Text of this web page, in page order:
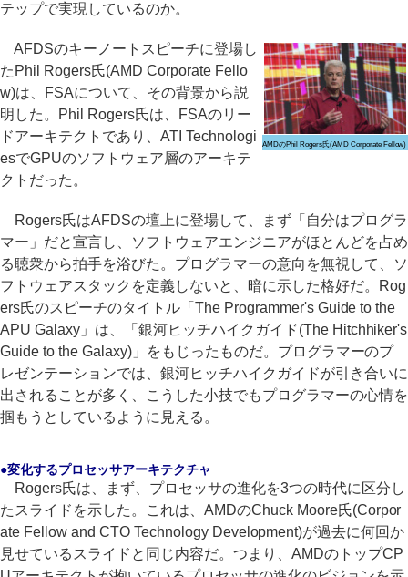
テップで実現しているのか。
AMDのPhil Rogers氏(AMD Corporate Fellow)
AFDSのキーノートスピーチに登場し
たPhil Rogers氏(AMD Corporate Fello
w)は、FSAについて、その背景から説
明した。Phil Rogers氏は、FSAのリー
ドアーキテクトであり、ATI Technologi
esでGPUのソフトウェア層のアーキテ
クトだった。
Rogers氏はAFDSの壇上に登場して、まず「自分はプログラ
マー」だと宣言し、ソフトウェアエンジニアがほとんどを占め
る聴衆から拍手を浴びた。プログラマーの意向を無視して、ソ
フトウェアスタックを定義しないと、暗に示した格好だ。Rog
ers氏のスピーチのタイトル「The Programmer's Guide to the
APU Galaxy」は、「銀河ヒッチハイクガイド(The Hitchhiker's
Guide to the Galaxy)」をもじったものだ。プログラマーのプ
レゼンテーションでは、銀河ヒッチハイクガイドが引き合いに
出されることが多く、こうした小技でもプログラマーの心情を
掴もうとしているように見える。
●変化するプロセッサアーキテクチャ
Rogers氏は、まず、プロセッサの進化を3つの時代に区分し
たスライドを示した。これは、AMDのChuck Moore氏(Corpor
ate Fellow and CTO Technology Development)が過去に何回か
見せているスライドと同じ内容だ。つまり、AMDのトップCP